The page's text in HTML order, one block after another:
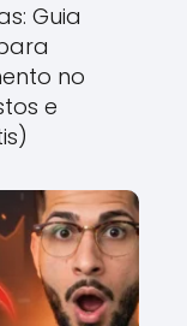
Guia
no
e